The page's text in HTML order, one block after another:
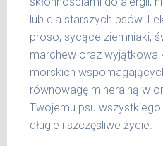
Produkty pochodzenia
dodawane do
spożywczymi takimi
serce i podgardle.
psa
porcja
do 5
kg
200 g
6 - 14
kg
300 g
15 -
25 kg
400 g
lub dla starszych psów.
proso, sycące ziemniaki,
marchew oraz wyjątkowa
morskich
równowagę mineralną w
Twojemu psu
długie i szczęśliwe życie.